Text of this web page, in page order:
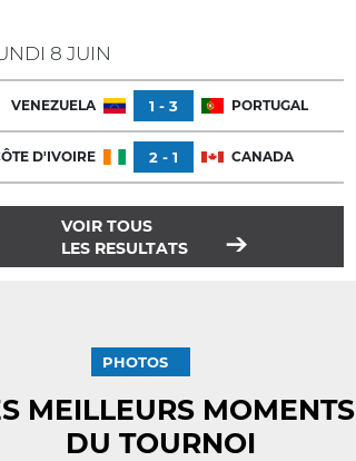
8 JUIN
VENEZUELA 1 - 3 PORTUGAL
D'IVOIRE 2 - 1 CANADA
VOIR TOUS
LES RESULTATS
PHOTOS
MEILLEURS MOMENTS
DU TOURNOI